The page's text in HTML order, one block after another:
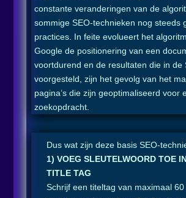
constante veranderingen van de
sommige SEO-technieken nog steeds
practices. In feite evolueert het
Google de positionering van een
voortdurend en de resultaten die in de
voorgesteld, zijn het gevolg van het
pagina’s die zijn geoptimaliseerd voor
zoekopdracht.
Dus wat zijn deze basis SEO-
1) VOEG SLEUTELWOORD TOE
TITLE TAG
Schrijf een titeltag van maximaal